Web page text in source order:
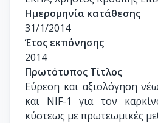
Ημερομηνία κατάθεσης
31/1/2014
Έτος εκπόνησης
2014
Πρωτότυπος Τίτλος
Εύρεση και αξιολόγηση
και NIF-1 για τον
κύστεως με πρωτεωμικές